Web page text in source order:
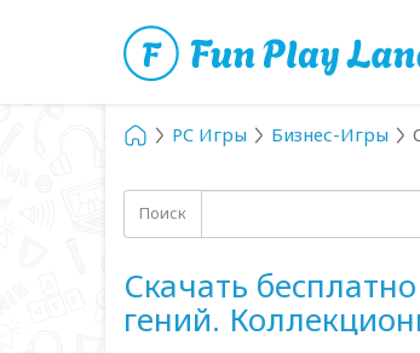
PC Игры Бизнес-Игры
Поиск
Скачать
гений.